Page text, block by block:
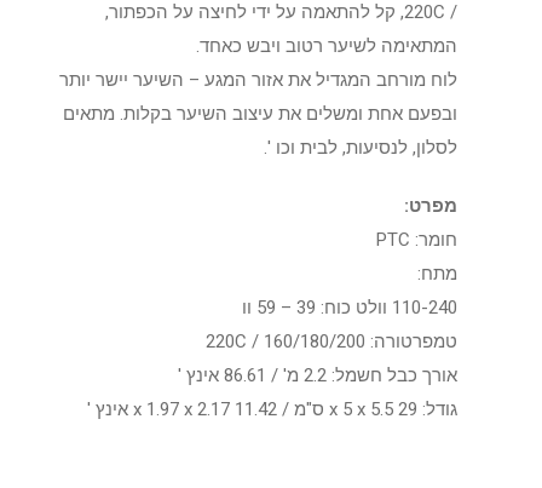
/ 220C, קל להתאמה על ידי לחיצה על הכפתור,
המתאימה לשיער רטוב ויבש כאחד.
לוח מורחב המגדיל את אזור המגע – השיער יישר יותר
ובפעם אחת ומשלים את עיצוב השיער בקלות. מתאים
לסלון, לנסיעות, לבית וכו '.
מפרט:
חומר: PTC
מתח:
110-240 וולט כוח: 39 – 59 וו
טמפרטורה: 160/180/200 / 220C
אורך כבל חשמל: 2.2 מ' / 86.61 אינץ '
גודל: 29 x 5 x 5.5 ס"מ / 11.42 x 1.97 x 2.17 אינץ '